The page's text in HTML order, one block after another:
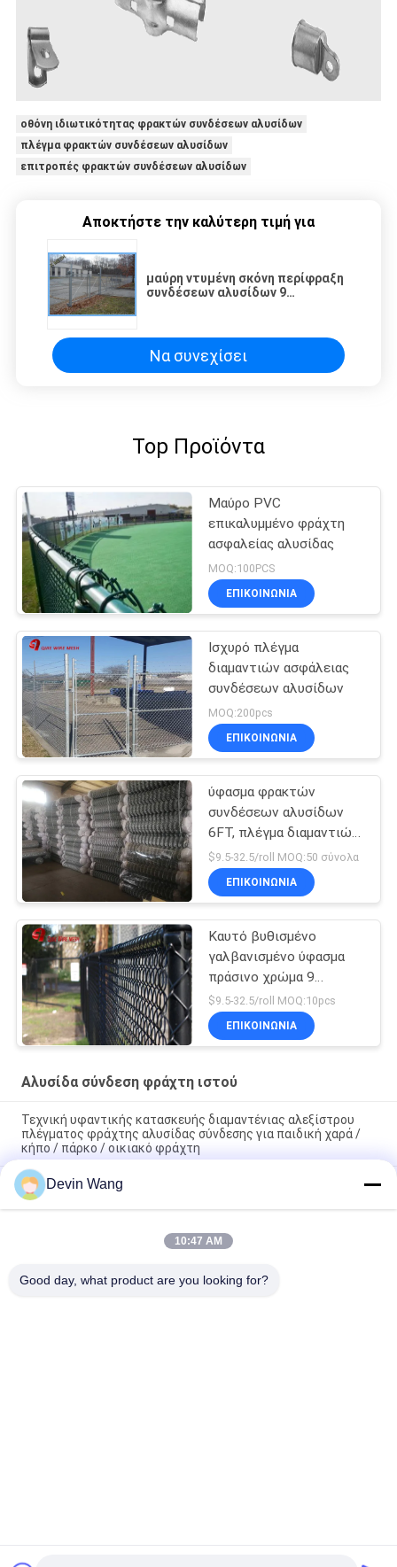
οθόνη ιδιωτικότητας φρακτών συνδέσεων αλυσίδων
πλέγμα φρακτών συνδέσεων αλυσίδων
επιτροπές φρακτών συνδέσεων αλυσίδων
Αποκτήστε την καλύτερη τιμή για
μαύρη ντυμένη σκόνη περίφραξη
συνδέσεων αλυσίδων 9
Να συνεχίσει
Top Προϊόντα
Μαύρο PVC
επικαλυμμένο φράχτη
ασφαλείας αλυσίδας
MOQ:100PCS
ΕΠΙΚΟΙΝΩΝΊΑ
Ισχυρό πλέγμα
διαμαντιών ασφάλειας
συνδέσεων αλυσίδων
MOQ:200pcs
ΕΠΙΚΟΙΝΩΝΊΑ
ύφασμα φρακτών
συνδέσεων αλυσίδων
6FT, πλέγμα διαμαντιών
που περιφράζει το
χαμηλό καλώδιο σιδήρου
άνθρακα
$9.5-32.5/roll MOQ:50 σύνολα
ΕΠΙΚΟΙΝΩΝΊΑ
Καυτό βυθισμένο
γαλβανισμένο ύφασμα
πράσινο χρώμα 9
φρακτών συνδέσεων
αλυσίδων 6 ποδιών
μετρητής
$9.5-32.5/roll MOQ:10pcs
ΕΠΙΚΟΙΝΩΝΊΑ
Αλυσίδα σύνδεση φράχτη ιστού
Τεχνική υφαντικής κατασκευής διαμαντένιας αλεξίστρου
πλέγματος φράχτης αλυσίδας σύνδεσης για παιδική χαρά /
κήπο / πάρκο / οικιακό φράχτη
Galvanized Diamond Wire Mesh Fence Roll Tennis Court
Fencing Products
Προσαρμοσμένο βιώσιμο χονδρικό σκόνη ψεκασμένο PVC
επικαλυμμένο φράχτη αλυσίδας σύνδεσης φράχτη κυκλώνας
Devin Wang
10:47 AM
Good day, what product are you looking for?